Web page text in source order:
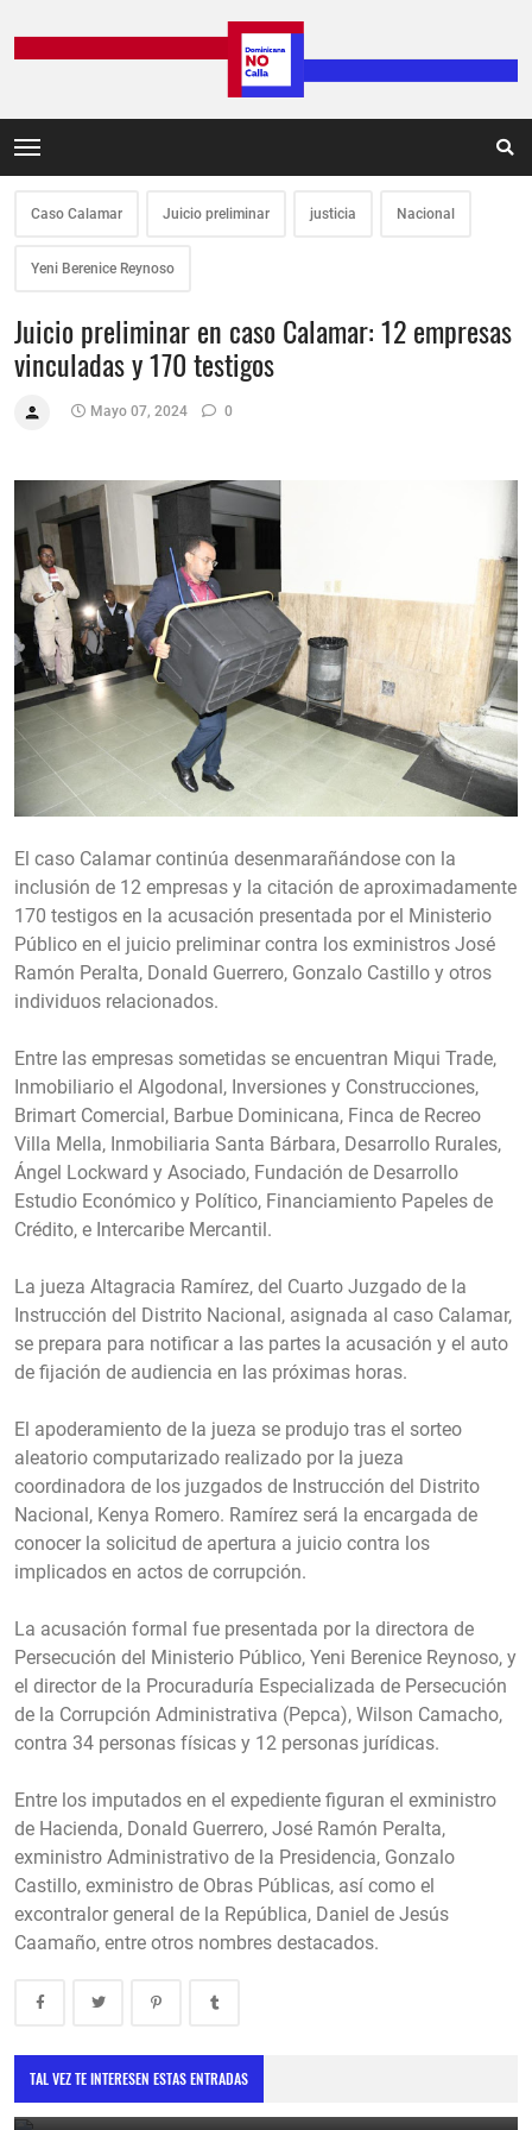
Caso Calamar Juicio preliminar justicia Nacional
Yeni Berenice Reynoso
Juicio preliminar en caso Calamar: 12 empresas
vinculadas y 170 testigos
Mayo 07, 2024 0
El caso Calamar continúa desenmarañándose con la
inclusión de 12 empresas y la citación de aproximadamente
170 testigos en la acusación presentada por el Ministerio
Público en el juicio preliminar contra los exministros José
Ramón Peralta, Donald Guerrero, Gonzalo Castillo y otros
individuos relacionados.
Entre las empresas sometidas se encuentran Miqui Trade,
Inmobiliario el Algodonal, Inversiones y Construcciones,
Brimart Comercial, Barbue Dominicana, Finca de Recreo
Villa Mella, Inmobiliaria Santa Bárbara, Desarrollo Rurales,
Ángel Lockward y Asociado, Fundación de Desarrollo
Estudio Económico y Político, Financiamiento Papeles de
Crédito, e Intercaribe Mercantil.
La jueza Altagracia Ramírez, del Cuarto Juzgado de la
Instrucción del Distrito Nacional, asignada al caso Calamar,
se prepara para notificar a las partes la acusación y el auto
de fijación de audiencia en las próximas horas.
El apoderamiento de la jueza se produjo tras el sorteo
aleatorio computarizado realizado por la jueza
coordinadora de los juzgados de Instrucción del Distrito
Nacional, Kenya Romero. Ramírez será la encargada de
conocer la solicitud de apertura a juicio contra los
implicados en actos de corrupción.
La acusación formal fue presentada por la directora de
Persecución del Ministerio Público, Yeni Berenice Reynoso, y
el director de la Procuraduría Especializada de Persecución
de la Corrupción Administrativa (Pepca), Wilson Camacho,
contra 34 personas físicas y 12 personas jurídicas.
Entre los imputados en el expediente figuran el exministro
de Hacienda, Donald Guerrero, José Ramón Peralta,
exministro Administrativo de la Presidencia, Gonzalo
Castillo, exministro de Obras Públicas, así como el
excontralor general de la República, Daniel de Jesús
Caamaño, entre otros nombres destacados.
TAL VEZ TE INTERESEN ESTAS ENTRADAS
Vicepresidenta destaca cooperación con la Unión Europea como
motor de desarrollo sostenible
May 30, 2025